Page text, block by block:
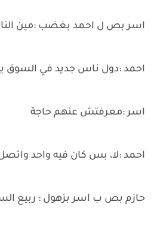
اسر بص ل احمد بغضب :مين
احمد :دول ناس جديد في السوق
اسر :معرفتش عنهم حاجة
احمد :لا، بس كان فيه واحد
حازم بص ب اسر بزهول : ربيع